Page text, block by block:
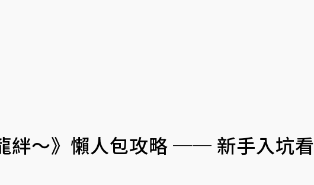
絆～》懶人包攻略 ── 新手入坑看